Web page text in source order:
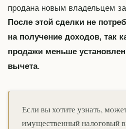
продана новым владельцем
После этой сделки не
на получение доходов, так
продажи меньше
вычета.
Если вы хотите узнать,
имущественный налоговый